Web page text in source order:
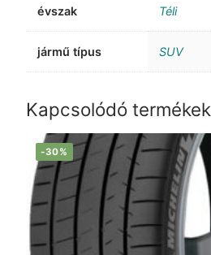
évszak Téli
jármű típus SUV
Kapcsolódó termékek
-30%